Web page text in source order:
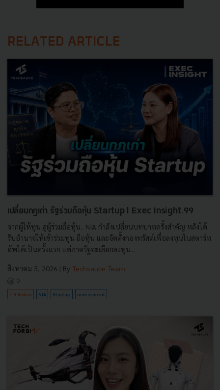
RELATED ARTICLE
เปลี่ยนกฎเก่า รัฐร่วมถือหุ้น Startup l Exec Insight.99
จากผู้ให้ทุน สู่ผู้ร่วมถือหุ้น.. NIA กำลังเปลี่ยนบทบาทครั้งสำคัญ หลังได้
รับอำนาจให้เข้าร่วมทุน ถือหุ้น และจัดตั้งกองทรัสต์เพื่อลงทุนในสตาร์ท
อัพได้เป็นครั้งแรก แต่ภาครัฐจะเลือกลงทุน...
สิงหาคม 3, 2026 | By Techsauce Team
0
TS Video NIA Startup investment